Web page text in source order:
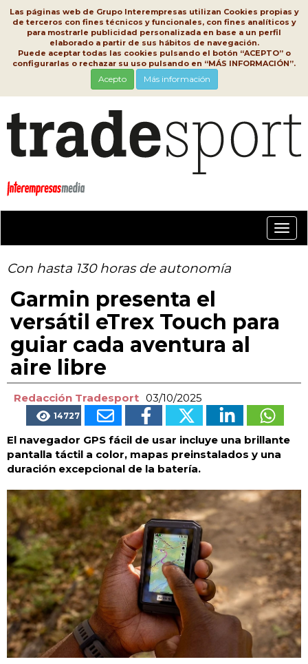
Las páginas web de Grupo Interempresas utilizan Cookies propias y
de terceros con fines técnicos y funcionales, con fines analíticos y
para mostrarle publicidad personalizada en base a un perfil
elaborado a partir de sus hábitos de navegación.
Puede aceptar todas las cookies pulsando el botón “ACEPTO” o
configurarlas o rechazar su uso pulsando en “MÁS INFORMACIÓN”.
Acepto Más información
Con hasta 130 horas de autonomía
Garmin presenta el
versátil eTrex Touch para
guiar cada aventura al
aire libre
Redacción Tradesport 03/10/2025
14727
El navegador GPS fácil de usar incluye una brillante
pantalla táctil a color, mapas preinstalados y una
duración excepcional de la batería.